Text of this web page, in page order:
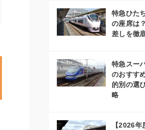
特急ひた
の座席は
差しを徹
特急スー
のおすす
的別の選
略
【2026